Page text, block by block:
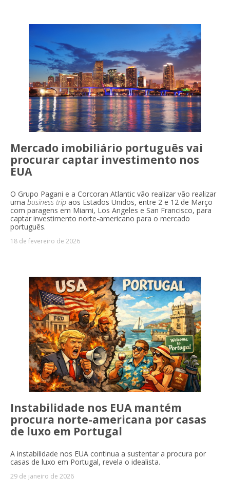
Mercado imobiliário português vai
procurar captar investimento nos
EUA
O Grupo Pagani e a Corcoran Atlantic vão realizar vão realizar
uma business trip aos Estados Unidos, entre 2 e 12 de Março
com paragens em Miami, Los Angeles e San Francisco, para
captar investimento norte-americano para o mercado
português.
18 de fevereiro de 2026
Instabilidade nos EUA mantém
procura norte-americana por casas
de luxo em Portugal
A instabilidade nos EUA continua a sustentar a procura por
casas de luxo em Portugal, revela o idealista.
29 de janeiro de 2026